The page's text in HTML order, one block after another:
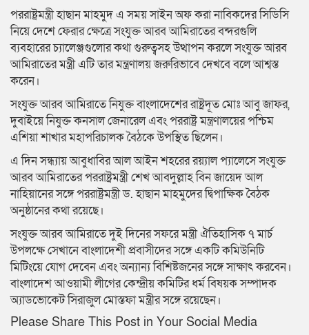
পররাষ্ট্রমন্ত্রী হাছান মাহমুদ এ সময় সাইন অফ করা নাবিকদের সিডিসি
নিয়ে দেশে ফেরার ক্ষেত্রে সংযুক্ত আরব আমিরাতের বন্দরগুলি
ব্যবহারের চ্যালেঞ্জগুলোর কথা গুরুত্বসহ উত্থাপন করলে সংযুক্ত আরব
আমিরাতের মন্ত্রী এটি তার মন্ত্রণালয় জরুরিভাবে দেখবে বলে আশ্বস্ত
করেন।
সংযুক্ত আরব আমিরাতে নিযুক্ত বাংলাদেশের রাষ্ট্রদূত মোঃ আবু জাফর,
দুবাইয়ে নিযুক্ত কনসাল জেনারেল এবং পররাষ্ট্র মন্ত্রণালয়ের পশ্চিম
এশিয়া শাখার মহাপরিচালক বৈঠকে উপস্থিত ছিলেন।
এ দিন সন্ধ্যায় আবুধাবির আল আইন শহরের রয়্যাল প্যালেসে সংযুক্ত
আরব আমিরাতের পররাষ্ট্রমন্ত্রী শেখ আবদুল্লাহ বিন জায়েদ আল
নাহিয়ানের সঙ্গে পররাষ্ট্রমন্ত্রী ড. হাছান মাহমুদের দ্বিপাক্ষিক বৈঠক
অনুষ্ঠানের কথা রয়েছে।
সংযুক্ত আরব আমিরাতে দুই দিনের সফরে মন্ত্রী ঐতিহাসিক ৭ মার্চ
উপলক্ষে সেখানে বাংলাদেশী প্রবাসীদের সঙ্গে একটি কমিউনিটি
মিটিংয়ে যোগ দেবেন এবং অন্যান্য বিশিষ্টজনের সঙ্গে সাক্ষাৎ করবেন।
বাংলাদেশ আওয়ামী লীগের কেন্দ্রীয় কমিটির ধর্ম বিষয়ক সম্পাদক
অ্যাডভোকেট সিরাজুল মোস্তফা মন্ত্রীর সঙ্গে রয়েছেন।
Please Share This Post in Your Social Media